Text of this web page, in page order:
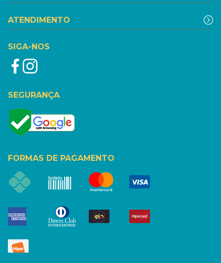
ATENDIMENTO
SIGA-NOS
SEGURANÇA
FORMAS DE PAGAMENTO